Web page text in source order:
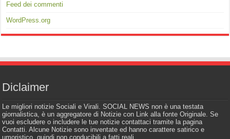
Feed dei commenti
WordPress.org
Diclaimer
Le migliori notizie Sociali e Virali. SOCIAL NEWS non è una testata
giornalistica, è un aggregatore di Notizie con Link alla fonte Originale. Se
vuoi escludere o includere le tue notizie contattaci tramite la pagina
Contatti. Alcune Notizie sono inventate ed hanno carattere satirico e
umoristico, quindi non conducibili a fatti reali.